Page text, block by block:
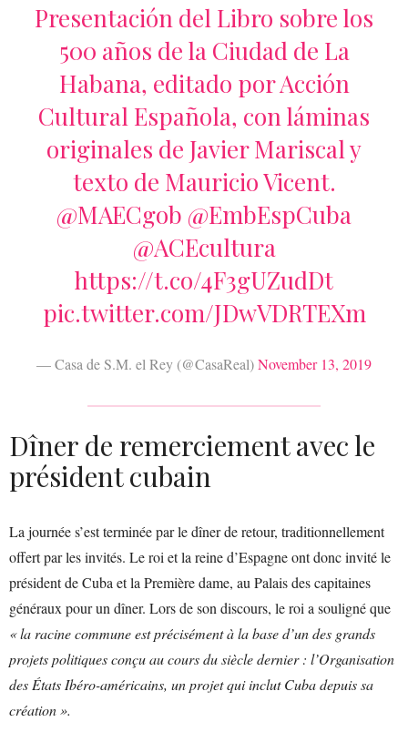
Presentación del Libro sobre los
500 años de la Ciudad de La
Habana, editado por Acción
Cultural Española, con láminas
originales de Javier Mariscal y
texto de Mauricio Vicent.
@MAECgob @EmbEspCuba
@ACEcultura
https://t.co/4F3gUZudDt
pic.twitter.com/JDwVDRTEXm
— Casa de S.M. el Rey (@CasaReal)November 13, 2019
Dîner de remerciement avec le
président cubain
La journée s’est terminée par le dîner de retour, traditionnellement
offert par les invités. Le roi et la reine d’Espagne ont donc invité le
président de Cuba et la Première dame, au Palais des capitaines
généraux pour un dîner. Lors de son discours, le roi a souligné que
« la racine commune est précisément à la base d’un des grands
projets politiques conçu au cours du siècle dernier : l’Organisation
des États Ibéro-américains, un projet qui inclut Cuba depuis sa
création ».